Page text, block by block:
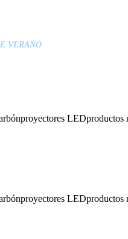
VERANO
proyectores LEDproductos
proyectores LEDproductos